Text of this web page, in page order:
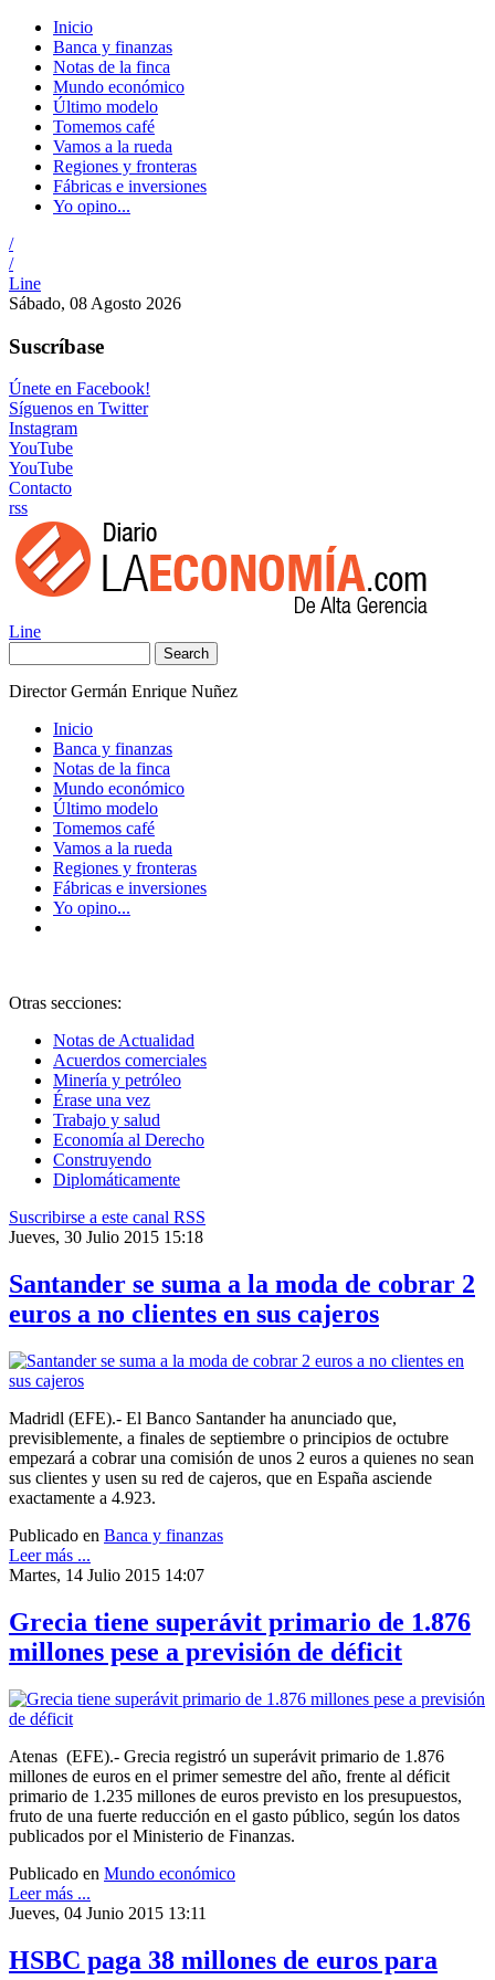
Inicio
Banca y finanzas
Notas de la finca
Mundo económico
Último modelo
Tomemos café
Vamos a la rueda
Regiones y fronteras
Fábricas e inversiones
Yo opino...
/
/
Line
Sábado, 08 Agosto 2026
Suscríbase
Únete en Facebook!
Síguenos en Twitter
Instagram
YouTube
YouTube
Contacto
rss
Line
Search
Director Germán Enrique Nuñez
Inicio
Banca y finanzas
Notas de la finca
Mundo económico
Último modelo
Tomemos café
Vamos a la rueda
Regiones y fronteras
Fábricas e inversiones
Yo opino...
Otras secciones:
Notas de Actualidad
Acuerdos comerciales
Minería y petróleo
Érase una vez
Trabajo y salud
Economía al Derecho
Construyendo
Diplomáticamente
Suscribirse a este canal RSS
Jueves, 30 Julio 2015 15:18
Santander se suma a la moda de cobrar 2
euros a no clientes en sus cajeros
Madridl (EFE).- El Banco Santander ha anunciado que,
previsiblemente, a finales de septiembre o principios de octubre
empezará a cobrar una comisión de unos 2 euros a quienes no sean
sus clientes y usen su red de cajeros, que en España asciende
exactamente a 4.923.
Publicado en Banca y finanzas
Leer más ...
Martes, 14 Julio 2015 14:07
Grecia tiene superávit primario de 1.876
millones pese a previsión de déficit
Atenas (EFE).- Grecia registró un superávit primario de 1.876
millones de euros en el primer semestre del año, frente al déficit
primario de 1.235 millones de euros previsto en los presupuestos,
fruto de una fuerte reducción en el gasto público, según los datos
publicados por el Ministerio de Finanzas.
Publicado en Mundo económico
Leer más ...
Jueves, 04 Junio 2015 13:11
HSBC paga 38 millones de euros para